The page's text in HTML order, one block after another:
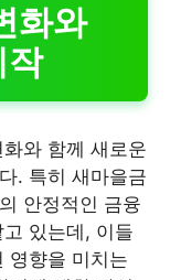
화와
작
와 함께 새로운
. 특히 새마을금
안정적인 금융
있는데, 이들
영향을 미치는